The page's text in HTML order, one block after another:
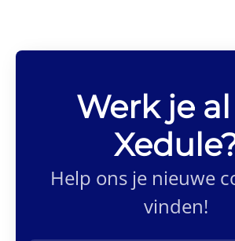
Werk je
Help ons je nieuwe
vinden!